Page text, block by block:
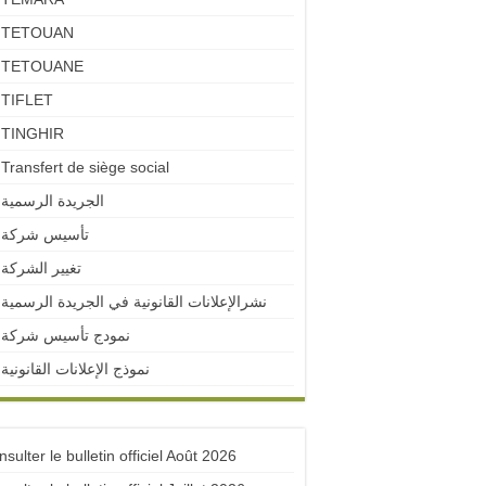
TETOUAN
TETOUANE
TIFLET
TINGHIR
Transfert de siège social
الجريدة الرسمية
تأسيس شركة
تغيير الشركة
نشرالإعلانات القانونية في الجريدة الرسمية
نمودج تأسيس شركة
نموذج الإعلانات القانونية
le bulletin officiel Août 2026